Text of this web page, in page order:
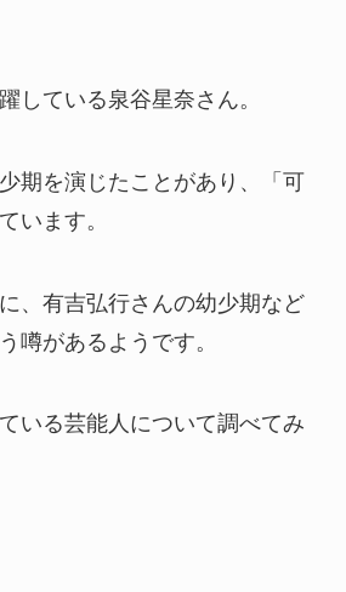
している泉谷星奈さん。
期を演じたことがあり、「可
います。
、有吉弘行さんの幼少期など
噂があるようです。
いる芸能人について調べてみ